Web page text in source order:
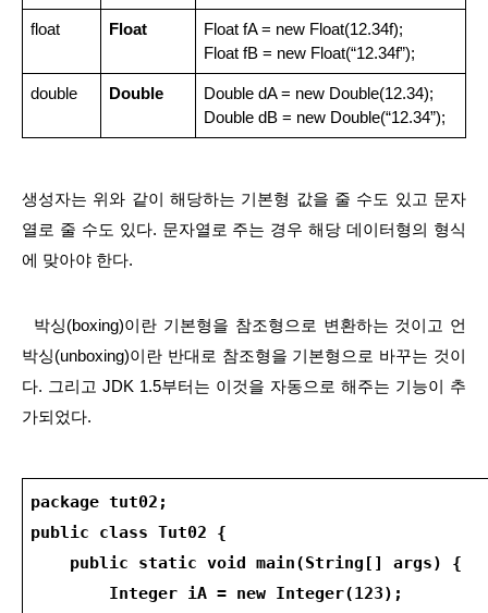
float Float
Float fA = new Float(12.34f);
Float fB = new Float(“12.34f”);
double Double
Double dA = new Double(12.34);
Double dB = new Double(“12.34”);
생성자는 위와 같이 해당하는 기본형 값을 줄 수도 있고 문자
열로 줄 수도 있다. 문자열로 주는 경우 해당 데이터형의 형식
에 맞아야 한다.
박싱(unboxing)이란 반대로 참조형을 기본형으로 바꾸는 것이
다. 그리고 JDK 1.5부터는 이것을 자동으로 해주는 기능이 추
가되었다.
package tut02;
public class Tut02 {
public static void main(String[] args) {
Integer iA = new Integer(123);